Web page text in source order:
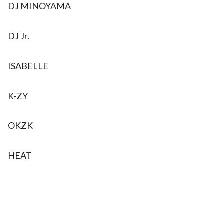
DJ MINOYAMA
DJ Jr.
ISABELLE
K-ZY
OKZK
HEAT